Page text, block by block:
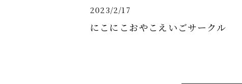
2023/2/17
にこにこおやこえいごサークル